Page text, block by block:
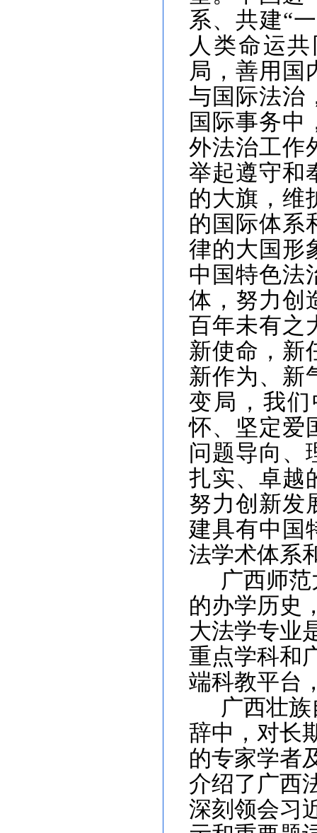
系、共建“
人类命运
局，善用国
与国际法治
国际事务中
外法治工作
举起遵守和
的大旗，维
的国际体系
律的大国形
中国特色法
体，努力创
百年未有之
新使命，新
新作为、新
变局，我
怀、坚定爱
问题导向、
扎实、卓越
努力创新发
建具有中国
法学术体系
广西师
的办学历史
大法学专业
重点学科和
端科教平台
广西壮
辞中，对长
的专家学者
介绍了广西
深刻领会习